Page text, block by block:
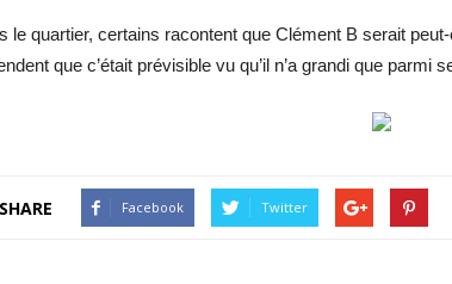
le quartier, certains racontent que Clément B serait
que c’était prévisible vu qu’il n’a grandi que
SHARE Facebook Twitter